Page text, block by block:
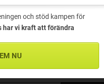
och stöd kampen för
har vi kraft att förändra
NU